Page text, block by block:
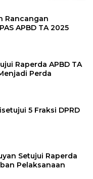
Rancangan
APBD TA 2025
Raperda APBD TA
Perda
5 Fraksi DPRD
Setujui Raperda
Pelaksanaan